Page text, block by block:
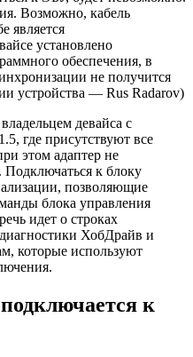
Возможно, кабель
является
установлено
обеспечения, в
не получится
устройства — Rus Radarov)
девайса с
где присутствуют все
этом адаптер не
Подключаться к блоку
позволяющие
блока управления
идет о строках
ХобДрайв и
которые используют
к